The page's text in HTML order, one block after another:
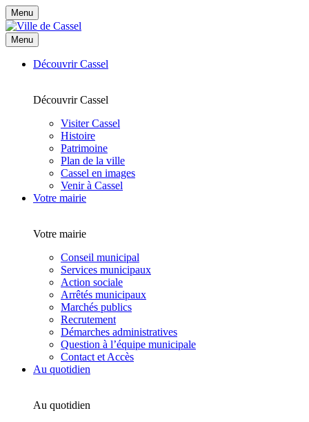
Menu
Menu
Découvrir Cassel
Découvrir Cassel
Visiter Cassel
Histoire
Patrimoine
Plan de la ville
Cassel en images
Venir à Cassel
Votre mairie
Votre mairie
Conseil municipal
Services municipaux
Action sociale
Arrêtés municipaux
Marchés publics
Recrutement
Démarches administratives
Question à l’équipe municipale
Contact et Accès
Au quotidien
Au quotidien